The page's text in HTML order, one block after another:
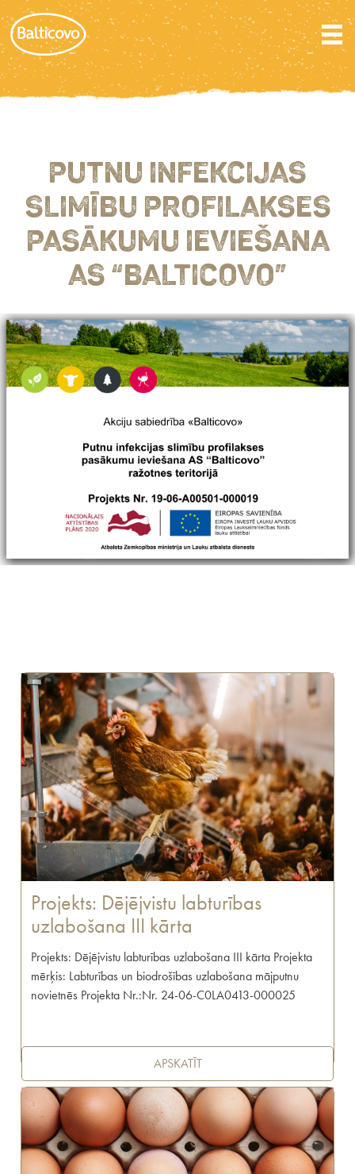
PUTNU INFEKCIJAS
SLIMĪBU PROFILAKSES
PASĀKUMU IEVIEŠANA
AS “BALTICOVO”
Projekts: Dējējvistu labturības
uzlabošana III kārta
Projekts: Dējējvistu labturības uzlabošana III kārta Projekta
mērķis: Labturības un biodrošības uzlabošana mājputnu
novietnēs Projekta Nr.:Nr. 24-06-C0LA0413-000025
APSKATĪT